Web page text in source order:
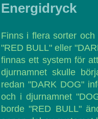
Energidryck
Finns i flera sorter
"RED BULL" eller
finnas ett system för
djurnamnet skulle
redan "DARK DOG"
och i djurnamnet
borde "RED BULL"